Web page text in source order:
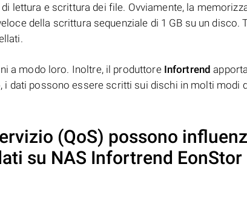
lettura e scrittura dei file. Ovviamente, la
della scrittura sequenziale di 1 GB su un disco.
a modo loro. Inoltre, il produttore Infortrend
dati possono essere scritti sui dischi in molti modi
(QoS) possono
su NAS Infortrend EonStor